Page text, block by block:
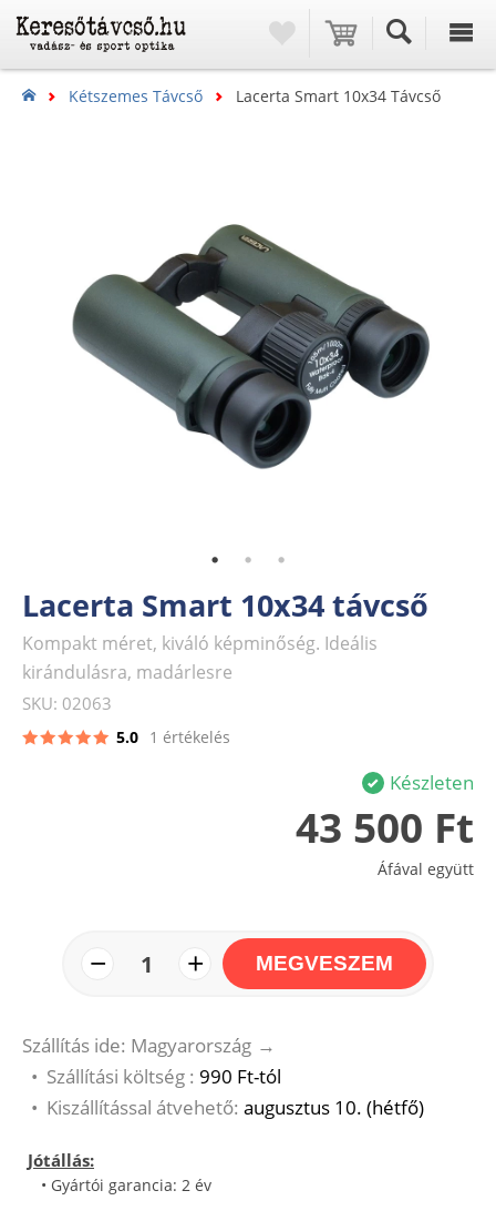
Kétszemes Távcső Lacerta Smart 10x34 Távcső
Lacerta Smart 10x34 távcső
Kompakt méret, kiváló képminőség. Ideális
kirándulásra, madárlesre
SKU: 02063
5.0 1 értékelés
Készleten
43 500 Ft
Áfával együtt
− 1 + MEGVESZEM
Szállítás ide: Magyarország →
• Szállítási költség : 990 Ft-tól
• Kiszállítással átvehető: augusztus 10. (hétfő)
Jótállás:
• Gyártói garancia: 2 év